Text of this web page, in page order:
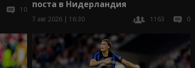
10
поста в Нидерландия
7 авг 2026 | 16:30 1163 0